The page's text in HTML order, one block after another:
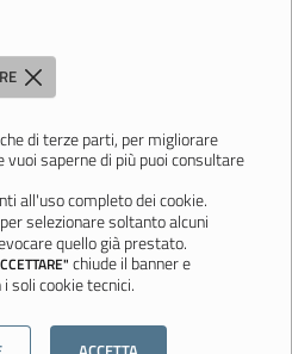
di terze parti, per migliorare
vuoi saperne di più puoi consultare
all'uso completo dei cookie.
per selezionare soltanto alcuni
quello già prestato.
chiude il banner e
soli cookie tecnici.
diversi"
- Tel. 059 771117 - Fax 059
- PEC:
Agosto 2026 ore 08:44